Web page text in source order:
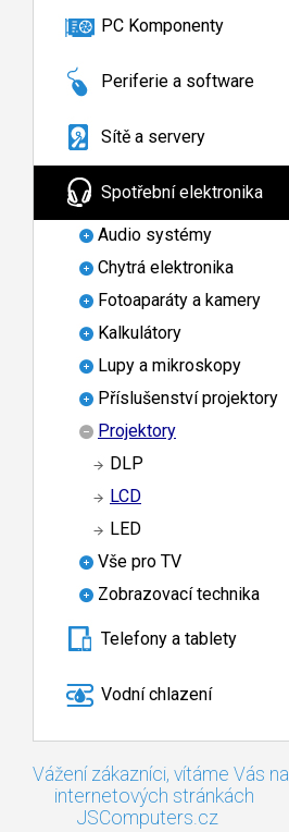
PC Komponenty
Periferie a software
Sítě a servery
Spotřební elektronika
Audio systémy
Chytrá elektronika
Fotoaparáty a kamery
Kalkulátory
Lupy a mikroskopy
Příslušenství projektory
Projektory
DLP
LCD
LED
Vše pro TV
Zobrazovací technika
Telefony a tablety
Vodní chlazení
Vážení zákazníci, vítáme Vás na
internetových stránkách
JSComputers.cz